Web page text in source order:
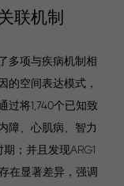
联机制
多项与疾病机制相
的空间表达模式，
过将1,740个已知致
障、心肌病、智力
；并且发现ARG1
在显著差异，强调